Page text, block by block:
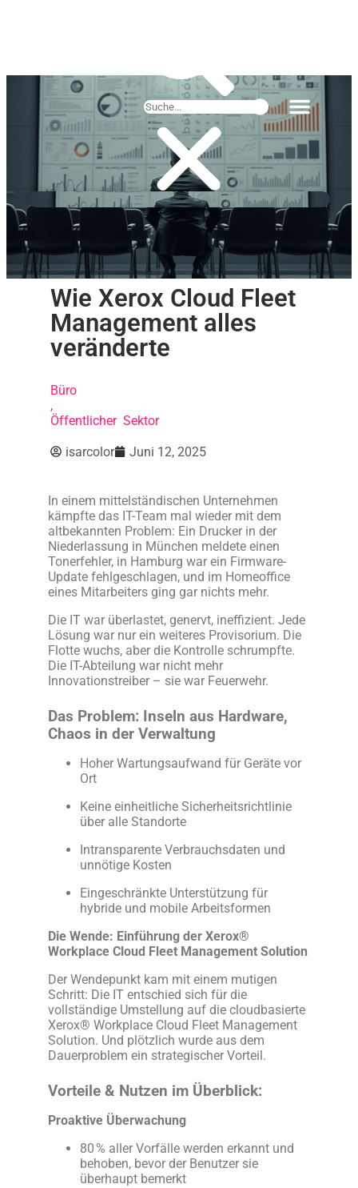
Wie Xerox Cloud Fleet
Management alles
veränderte
Büro
,
Öffentlicher Sektor
isarcolor Juni 12, 2025
In einem mittelständischen Unternehmen
kämpfte das IT-Team mal wieder mit dem
altbekannten Problem: Ein Drucker in der
Niederlassung in München meldete einen
Tonerfehler, in Hamburg war ein Firmware-
Update fehlgeschlagen, und im Homeoffice
eines Mitarbeiters ging gar nichts mehr.
Die IT war überlastet, genervt, ineffizient. Jede
Lösung war nur ein weiteres Provisorium. Die
Flotte wuchs, aber die Kontrolle schrumpfte.
Die IT-Abteilung war nicht mehr
Innovationstreiber – sie war Feuerwehr.
Das Problem: Inseln aus Hardware,
Chaos in der Verwaltung
Hoher Wartungsaufwand für Geräte vor
Ort
Keine einheitliche Sicherheitsrichtlinie
über alle Standorte
Intransparente Verbrauchsdaten und
unnötige Kosten
Eingeschränkte Unterstützung für
hybride und mobile Arbeitsformen
Die Wende: Einführung der Xerox®
Workplace Cloud Fleet Management Solution
Der Wendepunkt kam mit einem mutigen
Schritt: Die IT entschied sich für die
vollständige Umstellung auf die cloudbasierte
Xerox® Workplace Cloud Fleet Management
Solution. Und plötzlich wurde aus dem
Dauerproblem ein strategischer Vorteil.
Vorteile & Nutzen im Überblick:
Proaktive Überwachung
80 % aller Vorfälle werden erkannt und
behoben, bevor der Benutzer sie
überhaupt bemerkt